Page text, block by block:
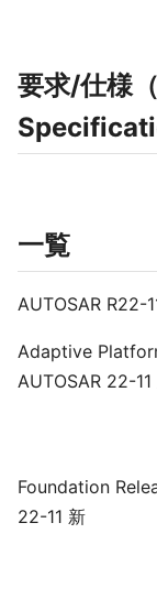
要求/仕様
一覧
AUTOSAR R22-
Adaptive
AUTOSAR 22-11
Foundation
22-11 新